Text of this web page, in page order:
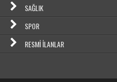
SAĞLIK
SPOR
RESMI İLANLAR